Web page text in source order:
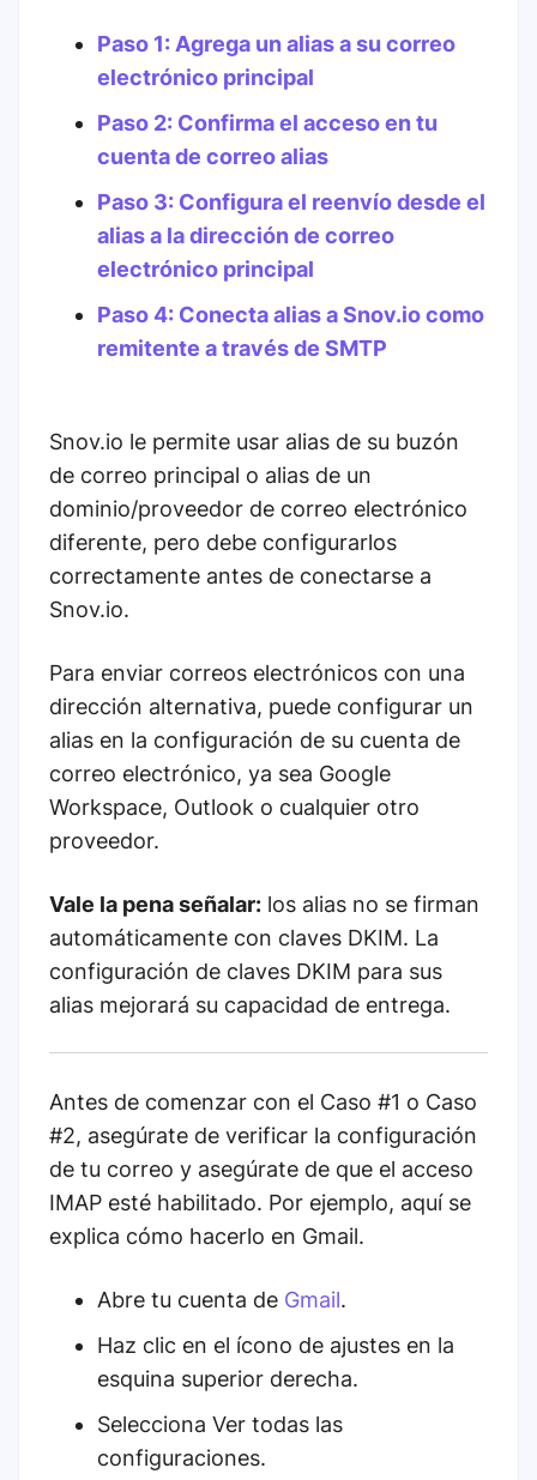
Paso 1: Agrega un alias a su correo
electrónico principal
Paso 2: Confirma el acceso en tu
cuenta de correo alias
Paso 3: Configura el reenvío desde el
alias a la dirección de correo
electrónico principal
Paso 4: Conecta alias a Snov.io como
remitente a través de SMTP
Snov.io le permite usar alias de su buzón
de correo principal o alias de un
dominio/proveedor de correo electrónico
diferente, pero debe configurarlos
correctamente antes de conectarse a
Snov.io.
Para enviar correos electrónicos con una
dirección alternativa, puede configurar un
alias en la configuración de su cuenta de
correo electrónico, ya sea Google
Workspace, Outlook o cualquier otro
proveedor.
Vale la pena señalar: los alias no se firman
automáticamente con claves DKIM. La
configuración de claves DKIM para sus
alias mejorará su capacidad de entrega.
Antes de comenzar con el Caso #1 o Caso
#2, asegúrate de verificar la configuración
de tu correo y asegúrate de que el acceso
IMAP esté habilitado. Por ejemplo, aquí se
explica cómo hacerlo en Gmail.
Abre tu cuenta de Gmail.
Haz clic en el ícono de ajustes en la
esquina superior derecha.
Selecciona Ver todas las
configuraciones.